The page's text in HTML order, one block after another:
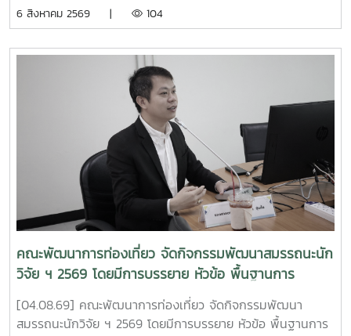
งานวิจัยได้รับ 4 รางวัล จากเวที APPTech Expo 2026
จัดขึ้นระหว่างวันที่ 4–5 สิงหาคม 2569 ณ ห้องประชุมวิภาวดี
บอลรูม (ABC) โรงแรมเซ็นทารา แกรนด์ แอท เซ็นทรัลพลาซา
ลาดพร้าว กรุงเทพมหานคร งานดังกล่าวจัดโดย หน่วยบริหาร
จัดการทุนด้านการพัฒนาพื้นที่ (บพท. : PMU-A) ภายใต้การ
กำกับของ สำนักงานเร่งรัดการวิจัยและนวัตกรรมเพื่อเพิ่มความ
สามารถการแข่งขันและการพัฒนาพื้นที่ (รวพ.) เพื่อเป็นเวทีเผย
แพร่ แลกเปลี่ยนองค์ความรู้ และต่อยอดผลงานวิจัย เทคโนโลยี
และนวัตกรรมที่พร้อมใช้ในการพัฒนาชุมชน ภายใต้แนวคิด "พลัง
เทคโนโลยีที่เหมาะสมเพื่อการพัฒนาชุมชนพื้นที่ สร้างนวัตกร
ชุมชน ขับเคลื่อนเศรษฐกิจฐานรากอย่างยั่งยืน" . ผลงานวิจัย
เรื่อง "การยกระดับรายได้ครัวเรือนและเศรษฐกิจฐานรากด้วย
นวัตกรรมชุดอุปกรณ์ควบคุมสภาวะการเพาะเห็ดโคนน้อยในโรง
เรือนขนาดเล็กแบบกึ่งอัตโนมัติ" ดำเนินโครงการโดย ดร.วุฒิ
พงษ์ ฉั่วตระกูล หัวหน้าโครงการ จากมหาวิทยาลัยแม่โจ้ ร่วมกับ
ผศ.เพ็ญวรัตน์ พันธ์ภัทรชัย และ อาจารย์วัชรพงศ์ โพธา จาก
6 สิงหาคม 2569 | 104
คณะพัฒนาการท่องเที่ยว จัดกิจกรรมพัฒนาสมรรถนะนัก
วิจัย ฯ 2569 โดยมีการบรรยาย หัวข้อ พื้นฐานการ
วิเคราะห์โมเดลสมการโครงสร้าง (SEM) และการประยุกต์ใช้
ในงานวิจัย
[04.08.69] คณะพัฒนาการท่องเที่ยว จัดกิจกรรมพัฒนา
สมรรถนะนักวิจัย ฯ 2569 โดยมีการบรรยาย หัวข้อ พื้นฐานการ